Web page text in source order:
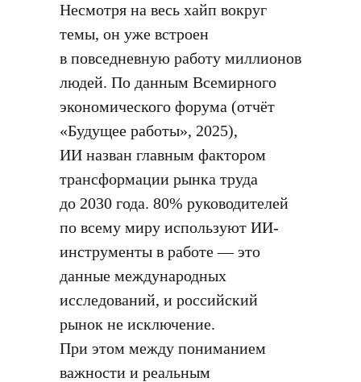
Несмотря на весь хайп вокруг
темы, он уже встроен
в повседневную работу миллионов
людей. По данным Всемирного
экономического форума (отчёт
«Будущее работы», 2025),
ИИ назван главным фактором
трансформации рынка труда
до 2030 года. 80% руководителей
по всему миру используют ИИ-
инструменты в работе — это
данные международных
исследований, и российский
рынок не исключение.
При этом между пониманием
важности и реальным